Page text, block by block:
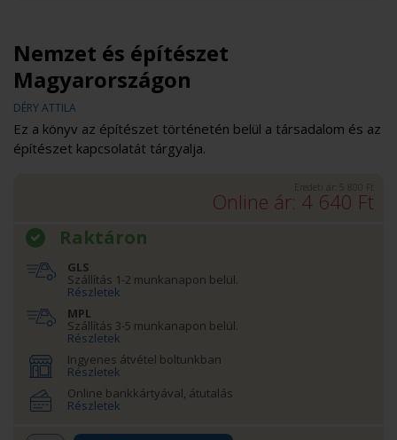
Nemzet és építészet
Magyarországon
DÉRY ATTILA
Ez a könyv az építészet történetén belül a társadalom és az
építészet kapcsolatát tárgyalja.
Eredeti ár: Ft
Online ár: 4 640 Ft
Raktáron
GLS
Szállítás 1-2 munkanapon belül.
Részletek
MPL
Szállítás 3-5 munkanapon belül.
Részletek
Ingyenes átvétel boltunkban
Részletek
Online bankkártyával, átutalás
Részletek